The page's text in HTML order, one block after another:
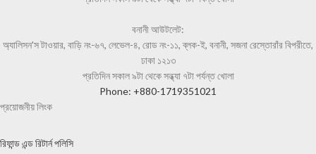
বনানী আউটলেট:
অ্যালিসন'স টাওয়ার, বাড়ি নং-৬৭, লেভেল-৪, রোড নং-১১, ব্লক-ই, বনানী, সজনা রেস্তোরাঁর বিপরীতে,
ঢাকা ১২১৩
প্রতিদিন সকাল ৯টা থেকে সন্ধ্যা ৭টা পর্যন্ত খোলা
Phone: +880-1719351021
প্রয়োজনীয় লিংক
রিফান্ড এন্ড রিটার্ন পলিসি